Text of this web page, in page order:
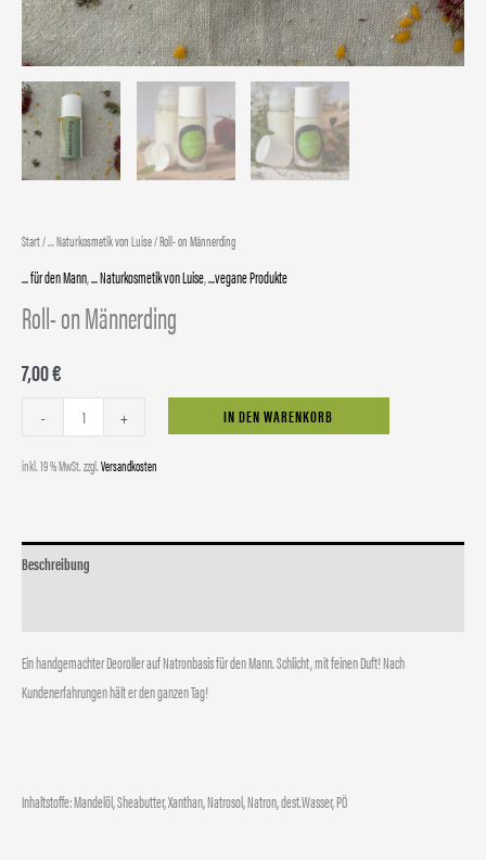
Start/... Naturkosmetik von Luise/ Roll- on Männerding
... für den Mann,... Naturkosmetik von Luise,...vegane Produkte
Roll- on Männerding
7,00€
- + IN DEN WARENKORB
inkl. 19 % MwSt.zzgl.Versandkosten
Beschreibung
Ein handgemachter Deoroller auf Natronbasis für den Mann. Schlicht, mit feinen Duft! Nach
Kundenerfahrungen hält er den ganzen Tag!
Inhaltstoffe: Mandelöl, Sheabutter, Xanthan, Natrosol, Natron, dest.Wasser, PÖ